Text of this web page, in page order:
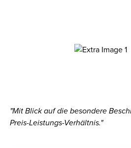
"Mit Blick auf die besondere
Preis-Leistungs-Verhältnis."